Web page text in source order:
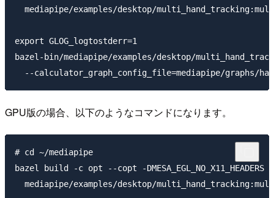
mediapipe/examples/desktop/
export GLOG_logtostderr=1
bazel-bin/mediapipe/examples/desktop/
GPU版の場合、以下のようなコマンドになります。
# cd ~/mediapipe
bazel build -c opt --copt -DMESA_EGL_NO_X11_HEADERS
mediapipe/examples/desktop/